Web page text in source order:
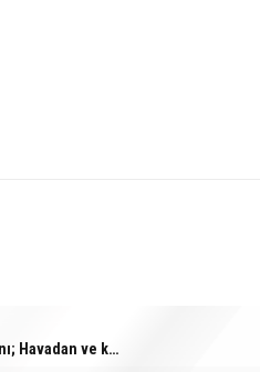
teslim olduİnegöl’de orman yangını; Havadan ve karadan müdahale başlatıldı